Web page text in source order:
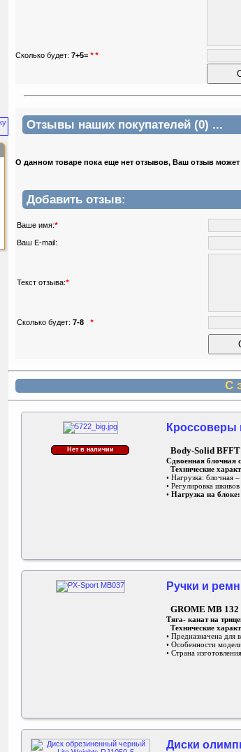
Сколько будет: 7+5= * *
Отзывы наших покупателей (0) ...
О данном товаре пока еще нет отзывов, Ваш отзыв
Добавить отзыв:
Ваше имя:*
Ваш E-mail:
Текст отзыва:*
Сколько будет: 7-8 *
С
Нет в наличии
Кроссоверы
Body-Solid
Сдвоенная блочная
Технические
• Нагрузка: блочная
• Регулировка
• Нагрузка на блоке:
Ручки и
GROME MB 132
Тяга- канат на
Технические
• Предназначена для
• Особенности
• Страна
Диски